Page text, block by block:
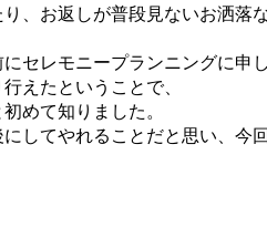
、お返しが普段見ないお洒落
セレモニープランニングに申
えたということで、
めて知りました。
してやれることだと思い、今